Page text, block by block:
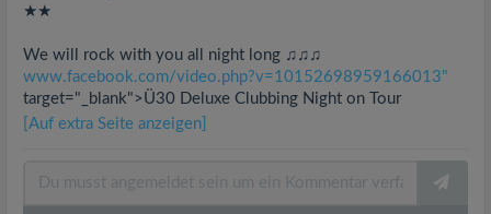
★★
We will rock with you all night long ♫♫♫
www.facebook.com/video.php?v=10152698959166013"
target="_blank">Ü30 Deluxe Clubbing Night on Tour
[Auf extra Seite anzeigen]